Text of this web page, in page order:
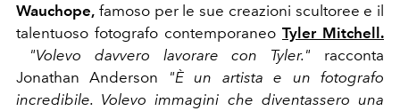
Wauchope, famoso per le sue creazioni scultoree e il
talentuoso fotografo contemporaneo Tyler Mitchell.
"Volevo davvero lavorare con Tyler." racconta
Jonathan Anderson "È un artista e un fotografo
incredibile. Volevo immagini che diventassero una